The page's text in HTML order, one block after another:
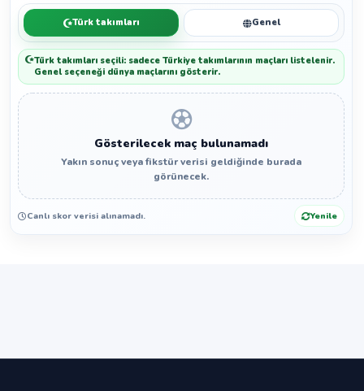
Türk takımları Genel
Türk takımları seçili: sadece Türkiye takımlarının maçları listelenir.
Genel seçeneği dünya maçlarını gösterir.
Gösterilecek maç bulunamadı
Yakın sonuç veya fikstür verisi geldiğinde burada
görünecek.
Canlı skor verisi alınamadı. Yenile